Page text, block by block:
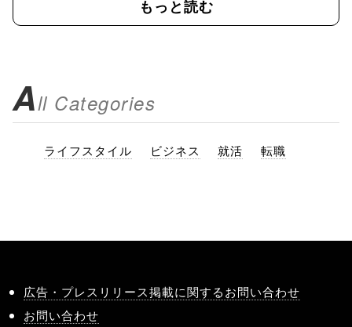
もっと読む
All Categories
ライフスタイル ビジネス 就活 転職
広告・プレスリリース掲載に関するお問い合わせ
お問い合わせ